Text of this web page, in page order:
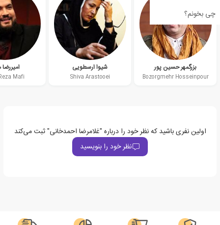
چی بخونم؟
بزرگمهر حسین پور
Bozorgmehr Hosseinpour
شیوا ارسطویی
Shiva Arastooei
Mafi
اولین نفری باشید که نظر خود را درباره "غلامرضا احمدخانی" ثبت می‌کند
نظر خود را بنویسید